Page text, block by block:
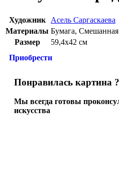
Художник
Асель Саргаскаева
Материалы Бумага, Смешанная
Размер
59,4х42 см
Приобрести
Понравилась картина ?
Мы всегда готовы
искусства